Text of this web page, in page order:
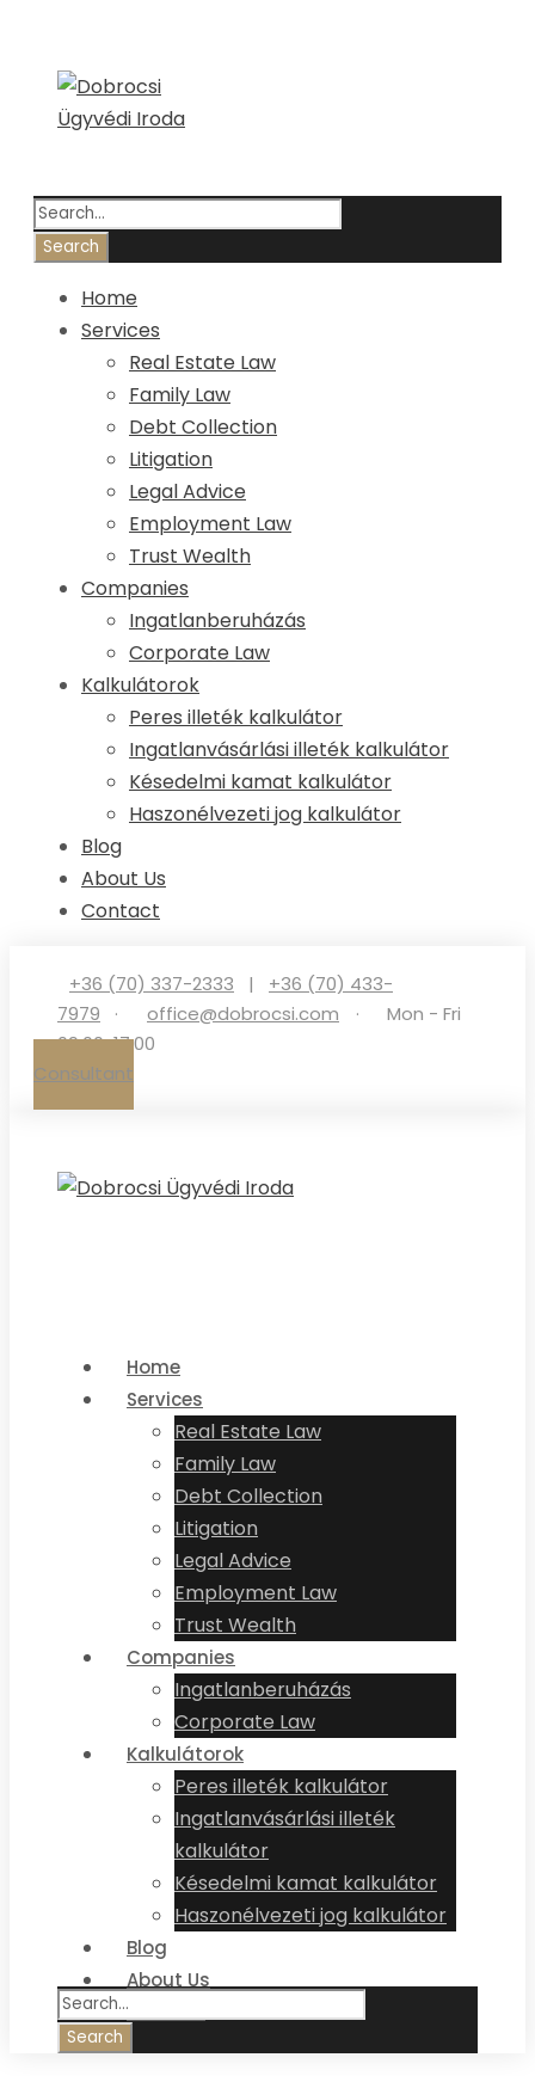
Home
Services
Real Estate Law
Family Law
Debt Collection
Litigation
Legal Advice
Employment Law
Trust Wealth
Companies
Ingatlanberuházás
Corporate Law
Kalkulátorok
Peres illeték kalkulátor
Ingatlanvásárlási illeték kalkulátor
Késedelmi kamat kalkulátor
Haszonélvezeti jog kalkulátor
Blog
About Us
Contact
+36 (70) 337-2333 |
+36 (70) 433-
7979
· office@dobrocsi.com ·
Mon - Fri
09:00-17:00
Consultant
Home
Services
Real Estate Law
Family Law
Debt Collection
Litigation
Legal Advice
Employment Law
Trust Wealth
Companies
Ingatlanberuházás
Corporate Law
Kalkulátorok
Peres illeték kalkulátor
Ingatlanvásárlási illeték
kalkulátor
Késedelmi kamat kalkulátor
Haszonélvezeti jog kalkulátor
Blog
About Us
Contact